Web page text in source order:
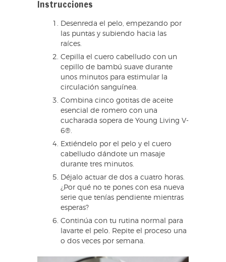
Instrucciones
Desenreda el pelo, empezando por
las puntas y subiendo hacia las
raíces.
Cepilla el cuero cabelludo con un
cepillo de bambú suave durante
unos minutos para estimular la
circulación sanguínea.
Combina cinco gotitas de aceite
esencial de romero con una
cucharada sopera de Young Living V-
6®.
Extiéndelo por el pelo y el cuero
cabelludo dándote un masaje
durante tres minutos.
Déjalo actuar de dos a cuatro horas.
¿Por qué no te pones con esa nueva
serie que tenías pendiente mientras
esperas?
Continúa con tu rutina normal para
lavarte el pelo. Repite el proceso una
o dos veces por semana.